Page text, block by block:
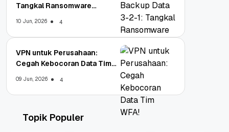
Tangkal Ransomware
10 Jun, 2026 4
VPN untuk Perusahaan:
Cegah Kebocoran Data Tim
09 Jun, 2026 4
Topik Populer